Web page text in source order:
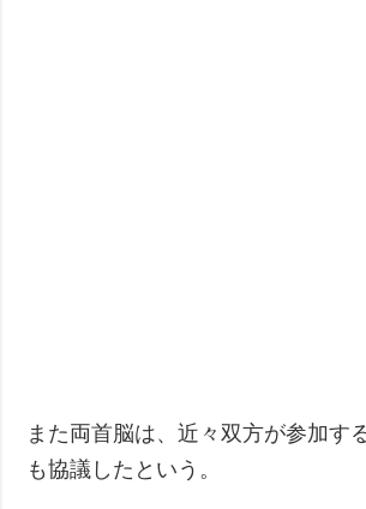
また両首脳は、近々双方が参加す
も協議したという。